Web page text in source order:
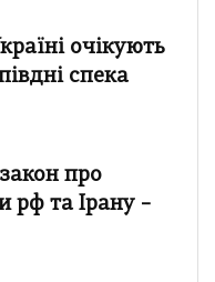
очікують
спека
про
рф та Ірану –